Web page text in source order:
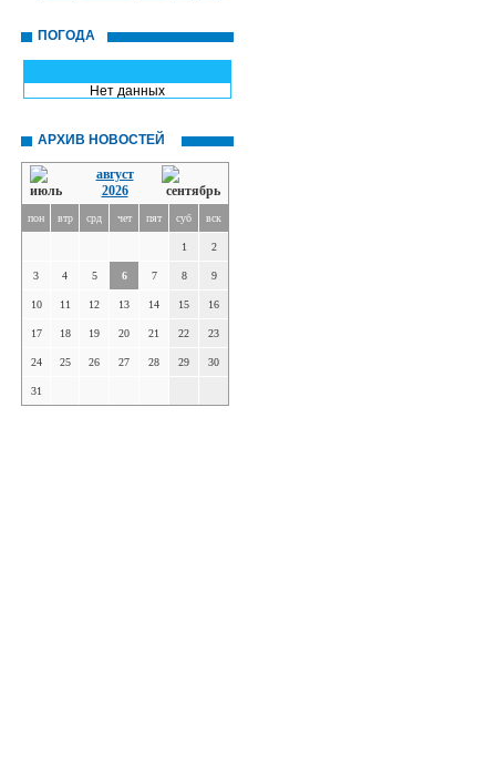
ПОГОДА
Нет данных
АРХИВ НОВОСТЕЙ
август
2026
пон втр срд чет пят суб вск
1 2
3 4 5 6 7 8 9
10 11 12 13 14 15 16
17 18 19 20 21 22 23
24 25 26 27 28 29 30
31